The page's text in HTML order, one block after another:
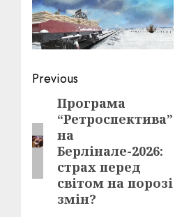
Post
navigation
Previous
Previous
post:
Програма
“Ретроспектива”
на
Берлінале-2026:
страх перед
світом на порозі
змін?